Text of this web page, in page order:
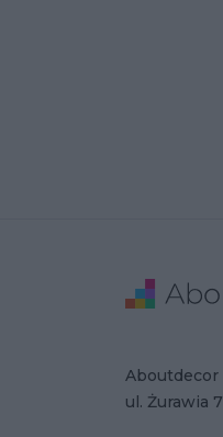
Adres
Aboutdecor
ul. Żurawia
Dane